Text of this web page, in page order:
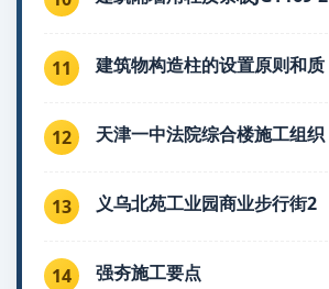
11 建筑物构造柱的设置原则和质
12 天津一中法院综合楼施工组织
13 义乌北苑工业园商业步行街2
14 强夯施工要点